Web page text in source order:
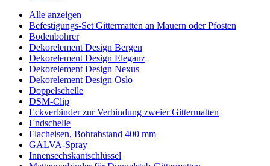
Alle anzeigen
Befestigungs-Set Gittermatten an Mauern oder Pfosten
Bodenbohrer
Dekorelement Design Bergen
Dekorelement Design Eleganz
Dekorelement Design Nexus
Dekorelement Design Oslo
Doppelschelle
DSM-Clip
Eckverbinder zur Verbindung zweier Gittermatten
Endschelle
Flacheisen, Bohrabstand 400 mm
GALVA-Spray
Innensechskantschlüssel